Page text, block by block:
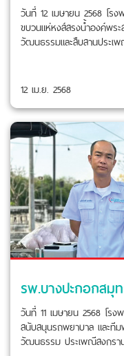
วันที่ 12 เมษายน 2568 โร
ขบวนแห่หงส์สรงน้ำองค์พระ
วัฒนธรรมและสืบสานประเ
12 เม.ย. 2568
วันที่ 11 เมษายน 2568 โร
สนับสนุนรถพยาบาล และทีม
วัฒนธรรม ประเพณีสงกรา